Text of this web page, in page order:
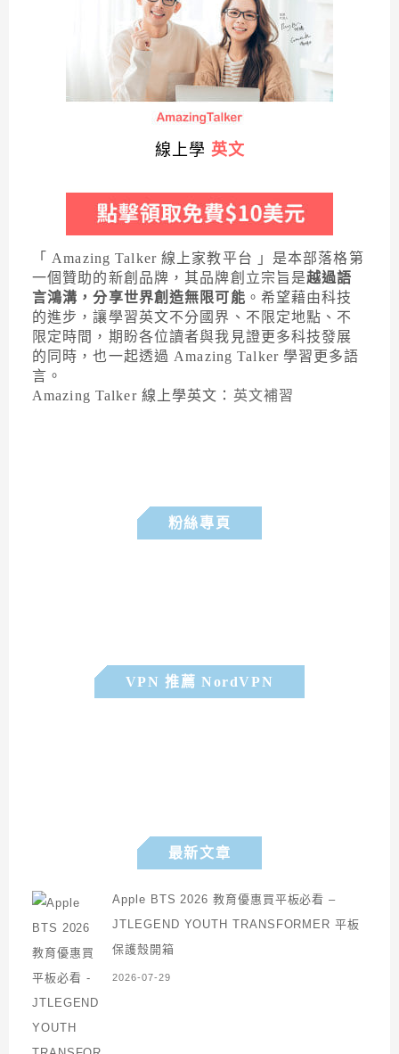
線上學 英文
「 Amazing Talker 線上家教平台 」是本部落格第
一個贊助的新創品牌，其品牌創立宗旨是越過語
言鴻溝，分享世界創造無限可能 。希望藉由科技
的進步，讓學習英文不分國界、不限定地點、不
限定時間，期盼各位讀者與我見證更多科技發展
的同時，也一起透過 Amazing Talker 學習更多語
言。
Amazing Talker 線上學英文： 英文補習
粉絲專頁
VPN 推薦 NordVPN
最新文章
Apple BTS 2026 教育優惠買平板必看 –
JTLEGEND YOUTH TRANSFORMER 平板
保護殼開箱
2026-07-29